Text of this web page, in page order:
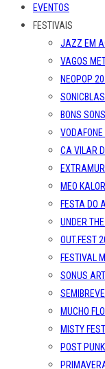
EVENTOS
FESTIVAIS
JAZZ EM
VAGOS
NEOPOP
BONS
CA VILAR
MEO
FESTA DO
UNDER
OUT.FEST
FESTIVAL
SONUS
MUCHO
MISTY
POST